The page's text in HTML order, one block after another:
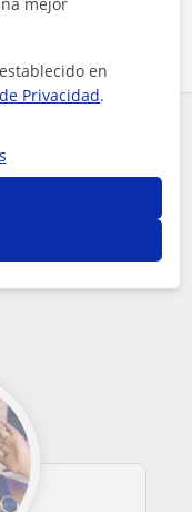
licencia...
en Cabra
en
Privacidad.